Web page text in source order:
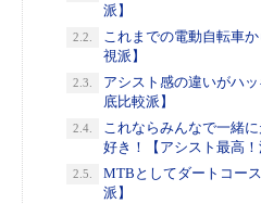
派】
2.2.
これまでの電動自転車
視派】
2.3.
アシスト感の違いがハ
底比較派】
2.4.
これならみんなで一緒
好き！【アシスト最高！
2.5.
MTBとしてダートコー
派】